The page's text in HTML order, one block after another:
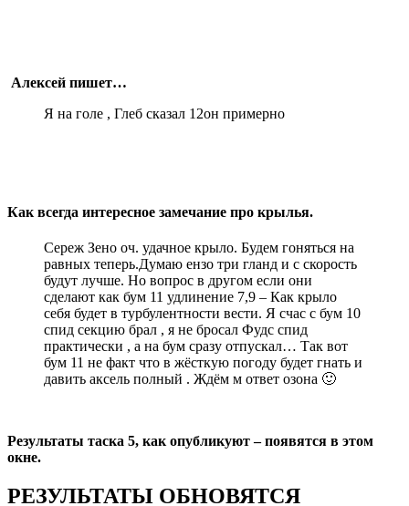
Алексей пишет…
Я на голе , Глеб сказал 12он примерно
Как всегда интересное замечание про крылья.
Сереж Зено оч. удачное крыло. Будем гоняться на
равных теперь.Думаю ензо три гланд и с скорость
будут лучше. Но вопрос в другом если они
сделают как бум 11 удлинение 7,9 – Как крыло
себя будет в турбулентности вести. Я счас с бум 10
спид секцию брал , я не бросал Фудс спид
практически , а на бум сразу отпускал… Так вот
бум 11 не факт что в жёсткую погоду будет гнать и
давить аксель полный . Ждём м ответ озона 🙂
Результаты таска 5, как опубликуют – появятся в этом
окне.
РЕЗУЛЬТАТЫ ОБНОВЯТСЯ